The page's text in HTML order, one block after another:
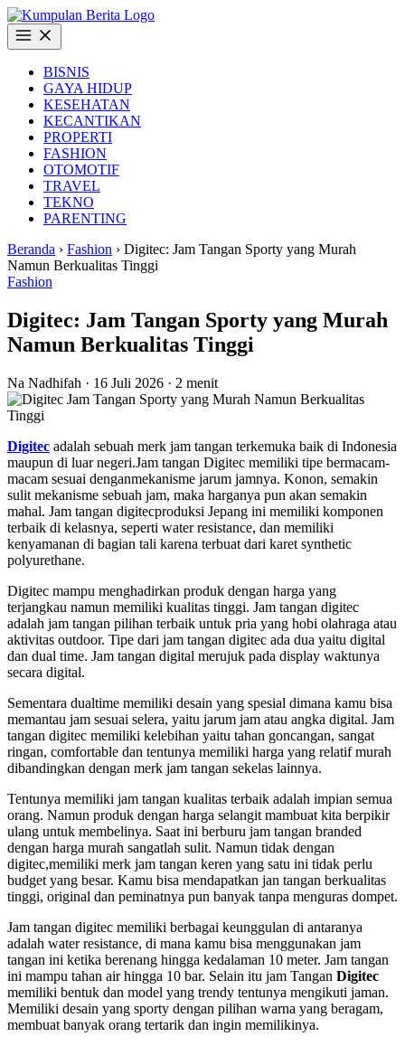
Langsung
ke
konten
Buka
Menu
BISNIS
GAYA HIDUP
KESEHATAN
KECANTIKAN
PROPERTI
FASHION
OTOMOTIF
TRAVEL
TEKNO
PARENTING
Beranda › Fashion › Digitec: Jam Tangan Sporty yang Murah
Namun Berkualitas Tinggi
Fashion
Digitec: Jam Tangan Sporty yang Murah
Namun Berkualitas Tinggi
Na Nadhifah · 16 Juli 2026 · 2 menit
Digitec adalah sebuah merk jam tangan terkemuka baik di Indonesia
maupun di luar negeri.Jam tangan Digitec memiliki tipe bermacam-
macam sesuai denganmekanisme jarum jamnya. Konon, semakin
sulit mekanisme sebuah jam, maka harganya pun akan semakin
mahal. Jam tangan digitecproduksi Jepang ini memiliki komponen
terbaik di kelasnya, seperti water resistance, dan memiliki
kenyamanan di bagian tali karena terbuat dari karet synthetic
polyurethane.
Digitec mampu menghadirkan produk dengan harga yang
terjangkau namun memiliki kualitas tinggi. Jam tangan digitec
adalah jam tangan pilihan terbaik untuk pria yang hobi olahraga atau
aktivitas outdoor. Tipe dari jam tangan digitec ada dua yaitu digital
dan dual time. Jam tangan digital merujuk pada display waktunya
secara digital.
Sementara dualtime memiliki desain yang spesial dimana kamu bisa
memantau jam sesuai selera, yaitu jarum jam atau angka digital. Jam
tangan digitec memiliki kelebihan yaitu tahan goncangan, sangat
ringan, comfortable dan tentunya memiliki harga yang relatif murah
dibandingkan dengan merk jam tangan sekelas lainnya.
Tentunya memiliki jam tangan kualitas terbaik adalah impian semua
orang. Namun produk dengan harga selangit mambuat kita berpikir
ulang untuk membelinya. Saat ini berburu jam tangan branded
dengan harga murah sangatlah sulit. Namun tidak dengan
digitec,memiliki merk jam tangan keren yang satu ini tidak perlu
budget yang besar. Kamu bisa mendapatkan jan tangan berkualitas
tinggi, original dan peminatnya pun banyak tanpa menguras dompet.
Jam tangan digitec memiliki berbagai keunggulan di antaranya
adalah water resistance, di mana kamu bisa menggunakan jam
tangan ini ketika berenang hingga kedalaman 10 meter. Jam tangan
ini mampu tahan air hingga 10 bar. Selain itu jam Tangan Digitec
memiliki bentuk dan model yang trendy tentunya mengikuti jaman.
Memiliki desain yang sporty dengan pilihan warna yang beragam,
membuat banyak orang tertarik dan ingin memilikinya.